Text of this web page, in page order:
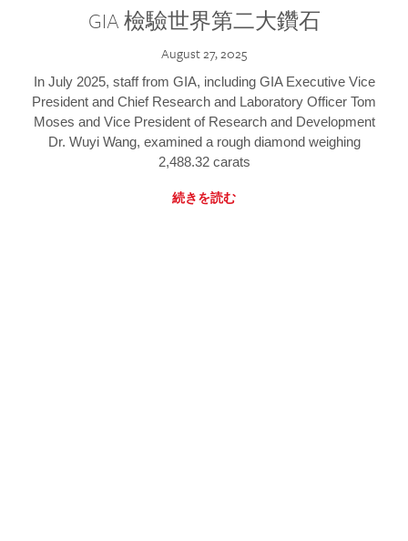
GIA 檢驗世界第二大鑽石
August 27, 2025
In July 2025, staff from GIA, including GIA Executive Vice
President and Chief Research and Laboratory Officer Tom
Moses and Vice President of Research and Development
Dr. Wuyi Wang, examined a rough diamond weighing
2,488.32 carats
続きを読む